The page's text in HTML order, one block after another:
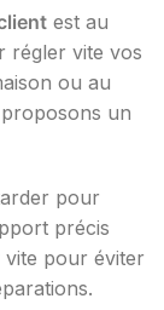
est au
régler vite vos
ou au
un
pour
précis
vite pour éviter